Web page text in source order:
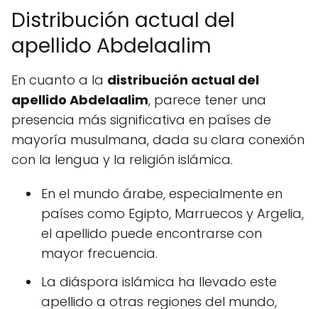
Distribución actual del
apellido Abdelaalim
En cuanto a la distribución actual del
apellido Abdelaalim, parece tener una
presencia más significativa en países de
mayoría musulmana, dada su clara conexión
con la lengua y la religión islámica.
En el mundo árabe, especialmente en
países como Egipto, Marruecos y Argelia,
el apellido puede encontrarse con
mayor frecuencia.
La diáspora islámica ha llevado este
apellido a otras regiones del mundo,